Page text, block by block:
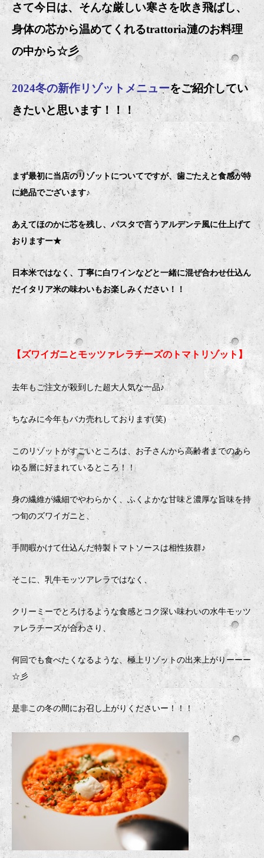
さて今日は、そんな厳しい寒さを吹き飛ばし、
身体の芯から温めてくれるtrattoria漣のお料理
の中から☆彡
2024冬の新作リゾットメニューをご紹介してい
きたいと思います！！！
まず最初に当店のリゾットについてですが、歯ごたえと食感が特
に絶品でございます♪
あえてほのかに芯を残し、パスタで言うアルデンテ風に仕上げて
おりますー★
日本米ではなく、丁寧に白ワインなどと一緒に混ぜ合わせ仕込ん
だイタリア米の味わいもお楽しみください！！
【ズワイガニとモッツァレラチーズのトマトリゾット】
去年もご注文が殺到した超大人気な一品♪
ちなみに今年もバカ売れしております(笑)
このリゾットがすごいところは、お子さんから高齢者までのあら
ゆる層に好まれているところ！！
身の繊維が繊細でやわらかく、ふくよかな甘味と濃厚な旨味を持
つ旬のズワイガニと、
手間暇かけて仕込んだ特製トマトソースは相性抜群♪
そこに、乳牛モッツアレラではなく、
クリーミーでとろけるような食感とコク深い味わいの水牛モッツ
ァレラチーズが合わさり、
何回でも食べたくなるような、極上リゾットの出来上がりーーー
☆彡
是非この冬の間にお召し上がりくださいー！！！